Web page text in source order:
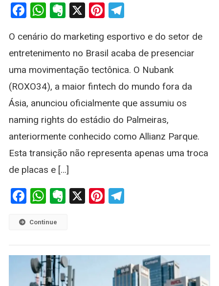
Do
Estádio
Facebook
WhatsApp
Evernote
X Pinterest
Telegram
O cenário do marketing esportivo e do setor de
entretenimento no Brasil acaba de presenciar
uma movimentação tectônica. O Nubank
(ROXO34), a maior fintech do mundo fora da
Ásia, anunciou oficialmente que assumiu os
naming rights do estádio do Palmeiras,
anteriormente conhecido como Allianz Parque.
Esta transição não representa apenas uma troca
de placas e […]
Facebook
WhatsApp
Evernote
X Pinterest
Telegram
Continue